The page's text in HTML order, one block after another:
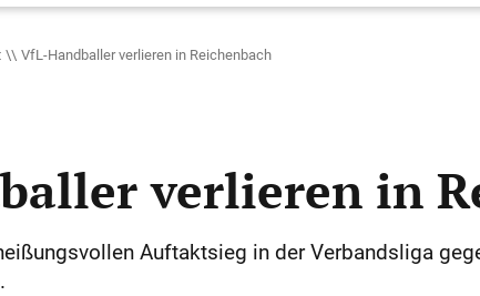
VfL-Handballer verlieren in Reichenbach
verlieren in
Auftaktsieg in der Verbandsliga